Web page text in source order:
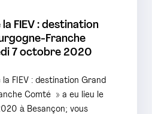
FIEV : destination
Franche
7 octobre 2020
la FIEV : destination Grand
Comté » a eu lieu le
à Besançon; vous